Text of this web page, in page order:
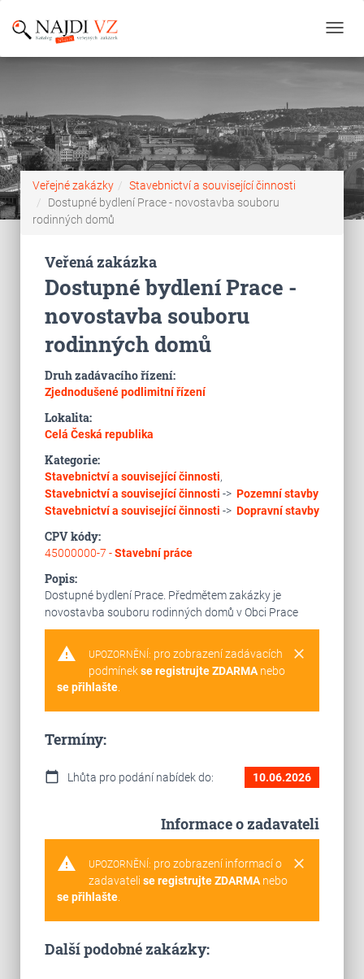
Veřejné zakázky
Stavebnictví a související činnosti
Dostupné bydlení Prace - novostavba souboru
rodinných domů
Veřená zakázka
Dostupné bydlení Prace -
novostavba souboru
rodinných domů
Druh zadávacího řízení:
Zjednodušené podlimitní řízení
Lokalita:
Celá Česká republika
Kategorie:
Stavebnictví a související činnosti,
Stavebnictví a související činnosti -> Pozemní stavby
Stavebnictví a související činnosti -> Dopravní stavby
CPV kódy:
45000000-7 -Stavební práce
Popis:
Dostupné bydlení Prace. Předmětem zakázky je
novostavba souboru rodinných domů v Obci Prace
warning clear
UPOZORNĚNÍ: pro zobrazení zadávacích
podmínekse registrujte ZDARMAnebo
se přihlašte.
Termíny:
calendar_today Lhůta pro podání nabídek do: 10.06.2026
Informace o zadavateli
warning clear
UPOZORNĚNÍ: pro zobrazení informací o
zadavateli se registrujte ZDARMAnebo
se přihlašte.
Další podobné zakázky: